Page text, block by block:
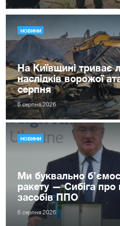
НОВИНИ
На Київщині триває
наслідків ворожої
серпня
6 серпня 2026
НОВИНИ
Ми буквально
ракету — Сибіга про
засобів ППО
6 серпня 2026